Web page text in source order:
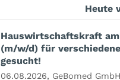
Heute
Hauswirtschaftskraft
(m/w/d) für
gesucht!
06.08.2026, GeBomed GmbH